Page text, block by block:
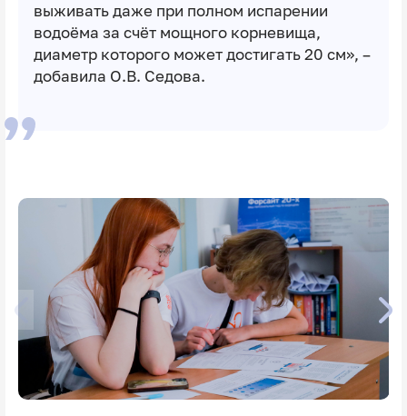
выживать даже при полном испарении
водоёма за счёт мощного корневища,
диаметр которого может достигать 20 см», –
добавила О.В. Седова.